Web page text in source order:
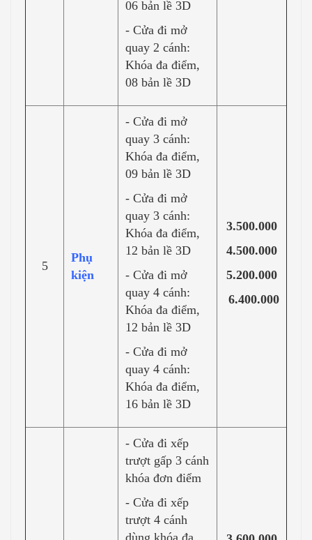
06 bản lề 3D
- Cửa đi mở
quay 2 cánh:
Khóa đa điểm,
08 bản lề 3D
5
Phụ
kiện
- Cửa đi mở
quay 3 cánh:
Khóa đa điểm,
09 bản lề 3D
- Cửa đi mở
quay 3 cánh:
Khóa đa điểm,
12 bản lề 3D
- Cửa đi mở
quay 4 cánh:
Khóa đa điểm,
12 bản lề 3D
- Cửa đi mở
quay 4 cánh:
Khóa đa điểm,
16 bản lề 3D
3.500.000
4.500.000
5.200.000
6.400.000
- Cửa đi xếp
trượt gấp 3 cánh
khóa đơn điểm
- Cửa đi xếp
trượt 4 cánh